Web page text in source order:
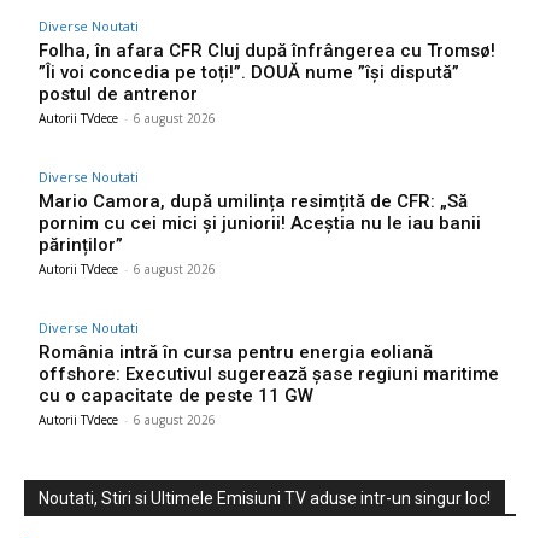
Diverse Noutati
Folha, în afara CFR Cluj după înfrângerea cu Tromsø!
”Îi voi concedia pe toți!”. DOUĂ nume ”își dispută”
postul de antrenor
Autorii TVdece - 6 august 2026
Diverse Noutati
Mario Camora, după umilința resimțită de CFR: „Să
pornim cu cei mici și juniorii! Aceștia nu le iau banii
părinților”
Autorii TVdece - 6 august 2026
Diverse Noutati
România intră în cursa pentru energia eoliană
offshore: Executivul sugerează șase regiuni maritime
cu o capacitate de peste 11 GW
Autorii TVdece - 6 august 2026
Noutati, Stiri si Ultimele Emisiuni TV aduse intr-un singur loc!